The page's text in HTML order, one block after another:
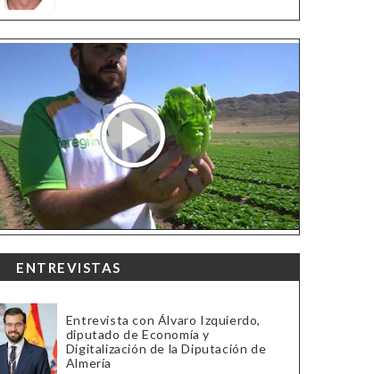
ENTREVISTAS
Entrevista con Álvaro Izquierdo,
diputado de Economía y
Digitalización de la Diputación de
Almería